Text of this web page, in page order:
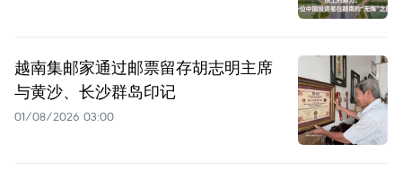
越南集邮家通过邮票留存胡志明主席
与黄沙、长沙群岛印记
01/08/2026 03:00